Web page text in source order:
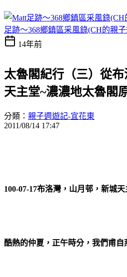
足跡～368鄉鎮區采風錄(CH的親
14年前
太魯閣紀行（三）從
天主堂~濃濃地太魯閣
分類： 親子週遊記-宜花東
2011/08/14 17:47
100-07-17布洛灣，山月邨，新城
酷熱的仲夏，正午時分，我們甫自